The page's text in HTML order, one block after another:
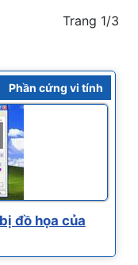
Trang 1/3
Phần cứng vi tính
đồ họa của